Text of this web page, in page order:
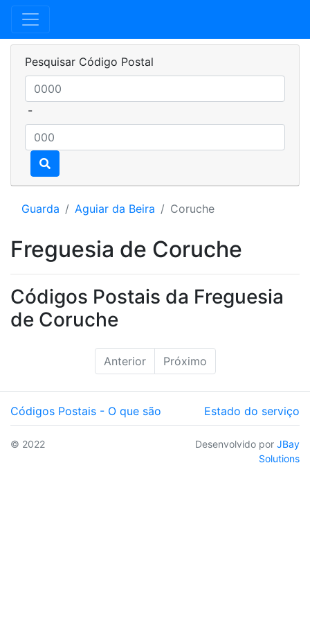
Pesquisar Código Postal
-
Guarda Aguiar da Beira Coruche
Freguesia de Coruche
Códigos Postais da Freguesia
de Coruche
Anterior Próximo
Códigos Postais - O que são Estado do serviço
© 2022 Desenvolvido por JBay
Solutions